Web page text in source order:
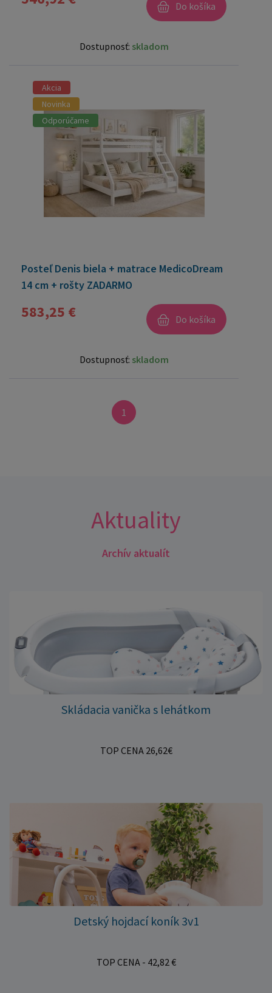
Do košíka
Dostupnosť: skladom
Akcia
Novinka
Odporúčame
Posteľ Denis biela + matrace MedicoDream
14 cm + rošty ZADARMO
583,25 € Do košíka
Dostupnosť: skladom
1
Aktuality
Archív aktualít
Skládacia vanička s lehátkom
TOP CENA 26,62€
Detský hojdací koník 3v1
TOP CENA - 42,82 €